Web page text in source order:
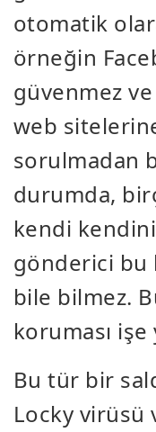
otomatik
örneğin
güvenmez
web
sorulmadan
durumda,
kendi
gönderici bu
bile bilmez.
koruması işe
Bu tür bir
Locky virüsü